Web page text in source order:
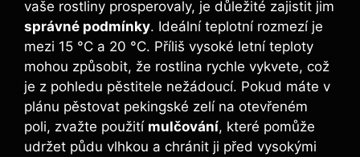
vaše rostliny prosperovaly, je důležité zajistit jim
správné podmínky. Ideální teplotní rozmezí je
mezi 15 °C a 20 °C. Příliš vysoké letní teploty
mohou způsobit, že rostlina rychle vykvete, což
je z pohledu pěstitele nežádoucí. Pokud máte v
plánu pěstovat pekingské zelí na otevřeném
poli, zvažte použití mulčování, které pomůže
udržet půdu vlhkou a chránit ji před vysokými